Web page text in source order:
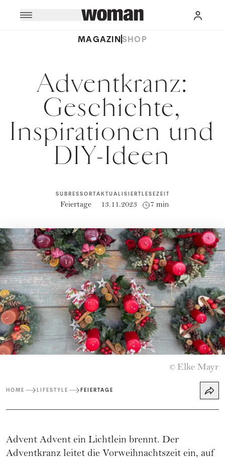
MAGAZINSHOP
Adventkranz:
Geschichte,
Inspirationen und
DIY-Ideen
SUBRESSORT
Feiertage
AKTUALISIERT
13.11.2023
LESEZEIT
7 min
© Elke Mayr
HOME LIFESTYLE FEIERTAGE
Advent Advent ein Lichtlein brennt. Der
Adventkranz leitet die Vorweihnachtszeit ein, auf